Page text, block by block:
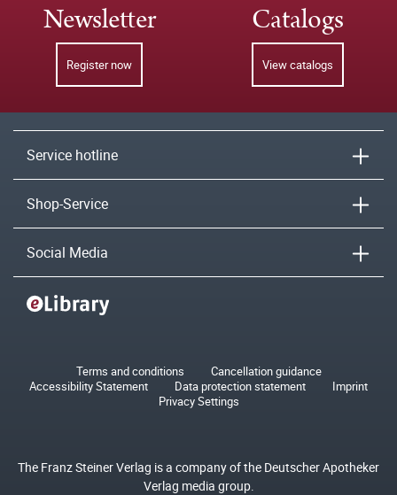
Newsletter
Register now
Catalogs
View catalogs
Service hotline
Shop-Service
Social Media
Terms and conditions
Cancellation guidance
Accessibility Statement
Data protection statement
Imprint
Privacy Settings
The Franz Steiner Verlag is a company of the Deutscher Apotheker
Verlag media group.